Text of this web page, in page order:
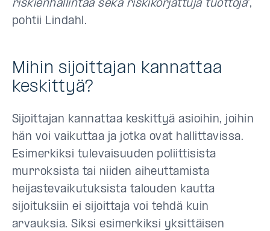
riskienhallintaa sekä riskikorjattuja tuottoja”,
pohtii Lindahl.
Mihin sijoittajan kannattaa
keskittyä?
Sijoittajan kannattaa keskittyä asioihin, joihin
hän voi vaikuttaa ja jotka ovat hallittavissa.
Esimerkiksi tulevaisuuden poliittisista
murroksista tai niiden aiheuttamista
heijastevaikutuksista talouden kautta
sijoituksiin ei sijoittaja voi tehdä kuin
arvauksia. Siksi esimerkiksi yksittäisen